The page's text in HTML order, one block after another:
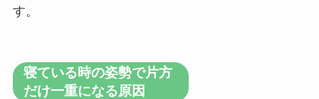
す。
寝ている時の姿勢で片方
だけ一重になる原因